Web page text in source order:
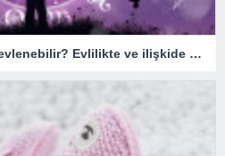
Hangi burç, hangi burçla evlenebilir? Evlilikte ve ilişkide burç uyumu